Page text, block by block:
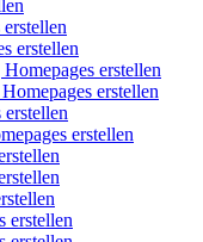
erstellen
erstellen
erstellen
erstellen
erstellen